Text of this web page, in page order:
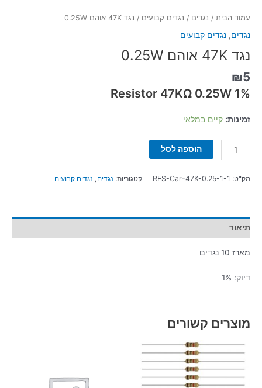
עמוד הבית / נגדים / נגדים קבועים / נגד 47K אוהם 0.25W
נגדים, נגדים קבועים
נגד 47K אוהם 0.25W
₪5
Resistor 47KΩ 0.25W 1%
זמינות: קיים במלאי
הוספה לסל
מק"ט: RES-Car-47K-0.25-1-1 קטגוריות: נגדים , נגדים קבועים
תיאור
מארז 10 נגדים
דיוק: 1%
מוצרים קשורים